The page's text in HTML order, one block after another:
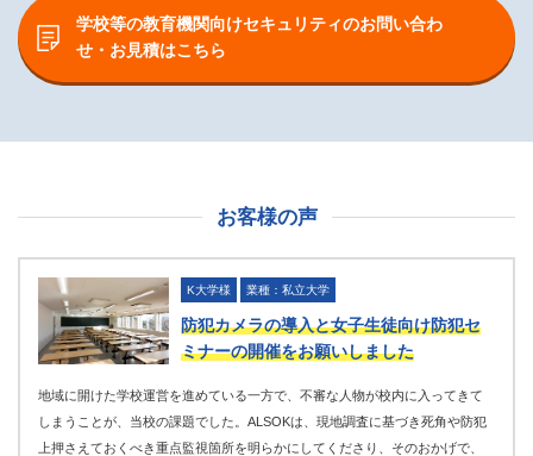
学校等の教育機関向けセキュリティのお問い合わ
せ・お見積はこちら
お客様の声
K大学様 業種：私立大学
防犯カメラの導入と女子生徒向け防犯セ
ミナーの開催をお願いしました
地域に開けた学校運営を進めている一方で、不審な人物が校内に入ってきて
しまうことが、当校の課題でした。ALSOKは、現地調査に基づき死角や防犯
上押さえておくべき重点監視箇所を明らかにしてくださり、そのおかげで、